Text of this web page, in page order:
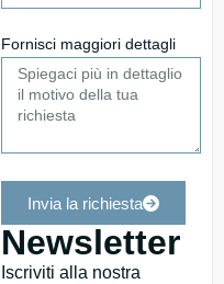
Fornisci maggiori dettagli
Invia la richiesta
Newsletter
Iscriviti alla nostra